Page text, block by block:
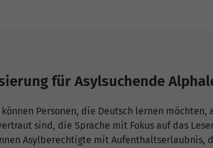
für Asylsuchende
können Personen, die Deutsch lernen
sind, die Sprache mit Fokus auf das
Asylberechtigte mit Aufenthaltserlaubnis,